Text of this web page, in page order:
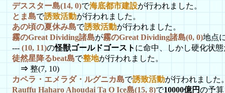
デススター島(14, 0)で海底都市建設が行われました。
とま島で誘致活動が行われました。
あの頃の夏休み島で誘致活動が行われました。
霧のGreat Dividing諸島が霧のGreat Dividing諸島(0, 0)地点
--- (10, 11)の怪獣ゴールドゴースト に命中、しかし硬化状
徒然星降るbeat島で整地が行われました。
⇒ 整(7, 10)
カペラ・エメラダ・ルグニカ島で誘致活動が行われました
Rauffu Haharo Ahoudai Ta O Ice島(15, 8)で10000億円の予